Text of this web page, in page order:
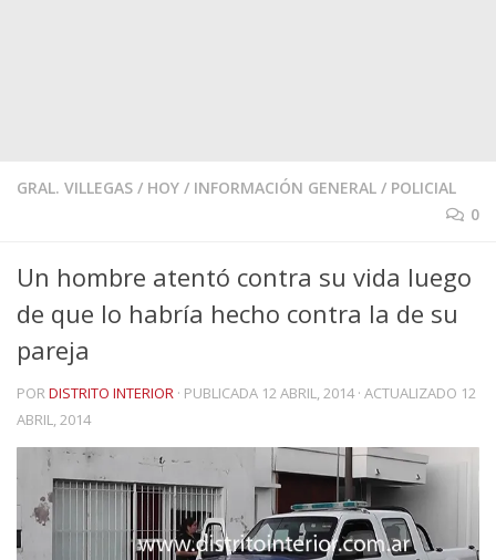
GRAL. VILLEGAS / HOY / INFORMACIÓN GENERAL / POLICIAL
0
Un hombre atentó contra su vida luego
de que lo habría hecho contra la de su
pareja
PORDISTRITO INTERIOR · PUBLICADA 12 ABRIL, 2014· ACTUALIZADO 12
ABRIL, 2014